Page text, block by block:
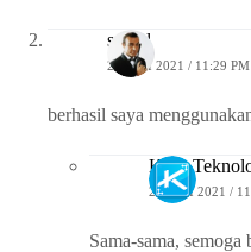
saikul
23 JULI 2021 / 11:29 PM
berhasil saya
Kaca
24 JULI 2021 /
Sama-sama, semoga